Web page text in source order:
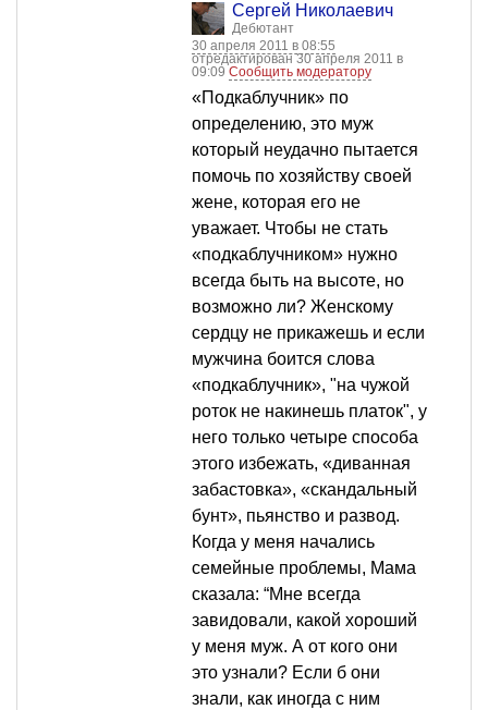
Сергей Николаевич
Дебютант
30 апреля 2011 в 08:55
отредактирован 30 апреля 2011 в
09:09 Сообщить модератору
«Подкаблучник» по
определению, это муж
который неудачно пытается
помочь по хозяйству своей
жене, которая его не
уважает. Чтобы не стать
«подкаблучником» нужно
всегда быть на высоте, но
возможно ли? Женскому
сердцу не прикажешь и если
мужчина боится слова
«подкаблучник», "на чужой
роток не накинешь платок", у
него только четыре способа
этого избежать, «диванная
забастовка», «скандальный
бунт», пьянство и развод.
Когда у меня начались
семейные проблемы, Мама
сказала: “Мне всегда
завидовали, какой хороший
у меня муж. А от кого они
это узнали? Если б они
знали, как иногда с ним